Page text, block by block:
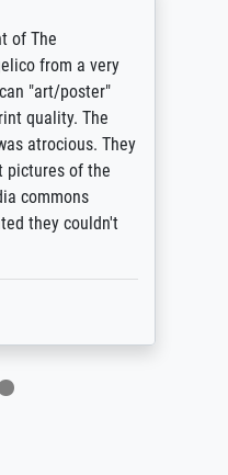
of The
from a very
"art/poster"
quality. The
atrocious. They
pictures of the
commons
they couldn't